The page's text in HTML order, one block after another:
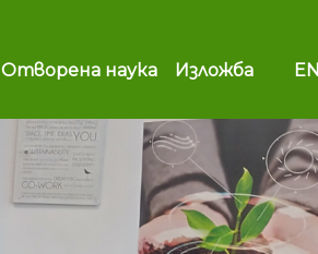
Отворена наука Изложба EN